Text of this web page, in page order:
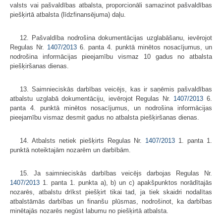
valsts vai pašvaldības atbalsta, proporcionāli samazinot pašvaldības
piešķirtā atbalsta (līdzfinansējuma) daļu.
12. Pašvaldība nodrošina dokumentācijas uzglabāšanu, ievērojot
Regulas Nr. 1407/2013 6. panta 4. punktā minētos nosacījumus, un
nodrošina informācijas pieejamību vismaz 10 gadus no atbalsta
piešķiršanas dienas.
13. Saimnieciskās darbības veicējs, kas ir saņēmis pašvaldības
atbalstu uzglabā dokumentāciju, ievērojot Regulas Nr. 1407/2013 6.
panta 4. punktā minētos nosacījumus, un nodrošina informācijas
pieejamību vismaz desmit gadus no atbalsta piešķiršanas dienas.
14. Atbalsts netiek piešķirts Regulas Nr. 1407/2013 1. panta 1.
punktā noteiktajām nozarēm un darbībām.
15. Ja saimnieciskās darbības veicējs darbojas Regulas Nr.
1407/2013 1. panta 1. punkta a), b) un c) apakšpunktos norādītajās
nozarēs, atbalstu drīkst piešķirt tikai tad, ja tiek skaidri nodalītas
atbalstāmās darbības un finanšu plūsmas, nodrošinot, ka darbības
minētajās nozarēs negūst labumu no piešķirtā atbalsta.